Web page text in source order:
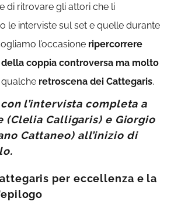
di ritrovare gli attori che li
le interviste sul set e quelle durante
l’occasione ripercorrere
coppia controversa ma molto
retroscena dei Cattegaris.
l’intervista completa a
(Clelia Calligaris) e Giorgio
Cattaneo) all’inizio di
per eccellenza e la